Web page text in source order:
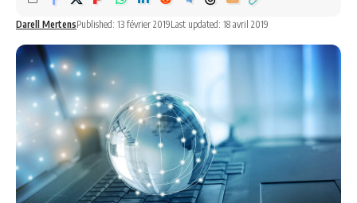
Darell MertensPublished: 13 février 2019Last updated: 18 avril 2019